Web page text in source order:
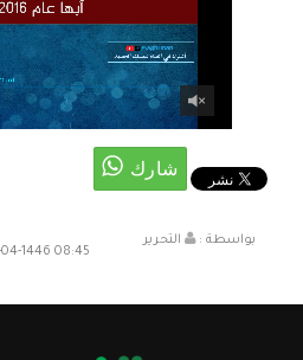
بواسطة :
التحرير
29-04-1446 08:45